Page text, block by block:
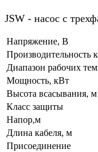
JSW - насос с
Напряжение, В
Производительность
Диапазон рабочих
Мощность, кВт
Высота всасывания, м
Класс защиты
Напор,м
Длина кабеля, м
Присоединение